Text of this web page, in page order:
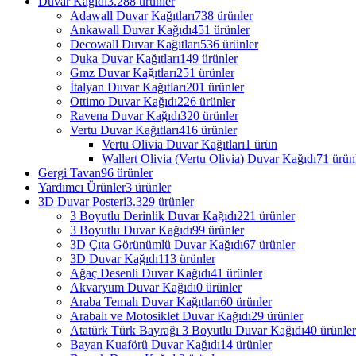
Adawall Duvar Kağıtları738 ürünler
Ankawall Duvar Kağıdı451 ürünler
Decowall Duvar Kağıtları536 ürünler
Duka Duvar Kağıtları149 ürünler
Gmz Duvar Kağıtları251 ürünler
İtalyan Duvar Kağıtları201 ürünler
Ottimo Duvar Kağıdı226 ürünler
Ravena Duvar Kağıdı320 ürünler
Vertu Duvar Kağıtları416 ürünler
Vertu Olivia Duvar Kağıtları1 ürün
Wallert Olivia (Vertu Olivia) Duvar Kağıdı71
Gergi Tavan96 ürünler
Yardımcı Ürünler3 ürünler
3D Duvar Posteri3.329 ürünler
3 Boyutlu Derinlik Duvar Kağıdı221 ürünler
3 Boyutlu Duvar Kağıdı99 ürünler
3D Çıta Görünümlü Duvar Kağıdı67 ürünler
3D Duvar Kağıdı113 ürünler
Ağaç Desenli Duvar Kağıdı41 ürünler
Akvaryum Duvar Kağıdı0 ürünler
Araba Temalı Duvar Kağıtları60 ürünler
Arabalı ve Motosiklet Duvar Kağıdı29 ürünler
Atatürk Türk Bayrağı 3 Boyutlu Duvar Kağıdı40 ürünler
Bayan Kuaförü Duvar Kağıdı14 ürünler